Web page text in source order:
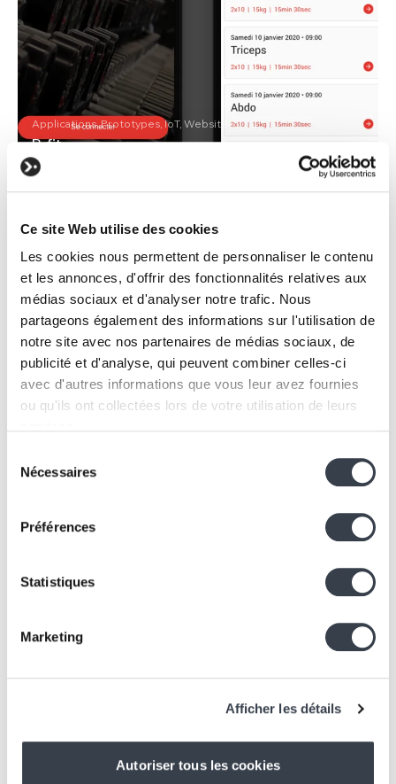
Ce site Web utilise des cookies
Les cookies nous permettent de personnaliser le contenu
et les annonces, d'offrir des fonctionnalités relatives aux
médias sociaux et d'analyser notre trafic. Nous
partageons également des informations sur l'utilisation de
notre site avec nos partenaires de médias sociaux, de
publicité et d'analyse, qui peuvent combiner celles-ci
avec d'autres informations que vous leur avez fournies
ou qu'ils ont collectées lors de votre utilisation de leurs
We work with
who may receive and
Nécessaires
Préférences
Statistiques
Marketing
Afficher les détails
Autoriser tous les cookies
Applications, Prototypes, IoT, Website
R-fit
Application & IoT Connected sports machine
Applications, IoT
Inseetu
You have a
project?
Let's talk about it!